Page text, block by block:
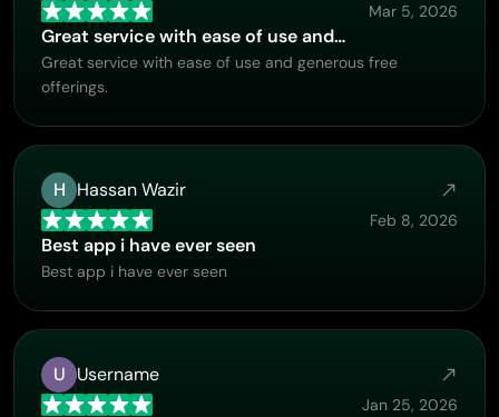
Mar 5, 2026
Great service with ease of use and…
Great service with ease of use and generous free
offerings.
H Hassan Wazir
Feb 8, 2026
Best app i have ever seen
Best app i have ever seen
U Username
Jan 25, 2026